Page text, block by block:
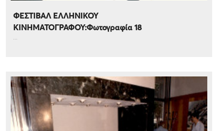
ΦΕΣΤΙΒΑΛ ΕΛΛΗΝΙΚΟΥ
ΚΙΝΗΜΑΤΟΓΡΑΦΟΥ:Φωτογραφία 18
...